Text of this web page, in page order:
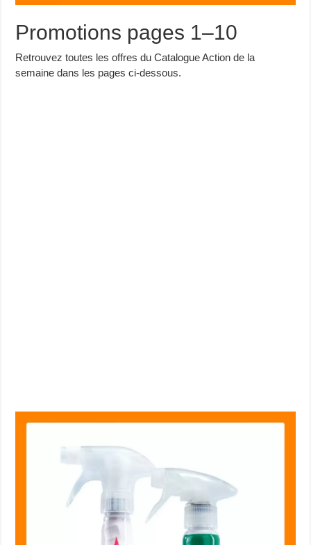
Promotions pages 1–10
Retrouvez toutes les offres du Catalogue Action de la
semaine dans les pages ci-dessous.